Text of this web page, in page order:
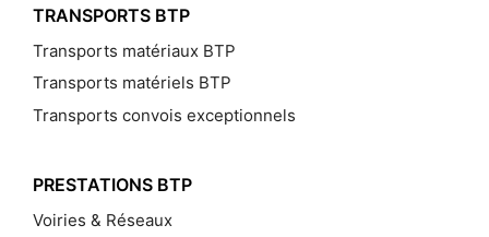
TRANSPORTS BTP
Transports matériaux BTP
Transports matériels BTP
Transports convois exceptionnels
PRESTATIONS BTP
Voiries & Réseaux